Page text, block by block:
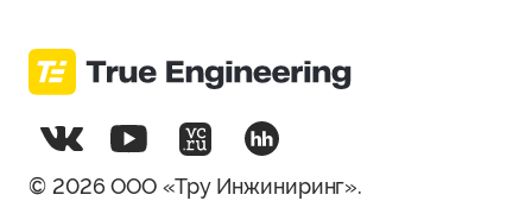
© 2026 ООО «Тру Инжиниринг».